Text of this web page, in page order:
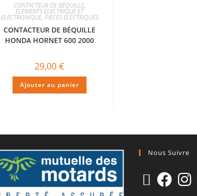
CONTACTEUR DE BÉQUILLE,
ELEMENTS ELECTRIQUE ET
ELECTRONIQUE, PIECES ELECTRIQUES
CONTACTEUR DE BÉQUILLE
HONDA HORNET 600 2000
29,00€
Ajouter au panier
Nous Suivre